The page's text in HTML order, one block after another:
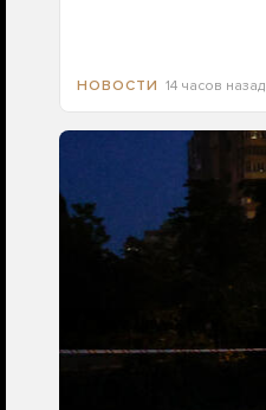
НОВОСТИ 14 часов назад